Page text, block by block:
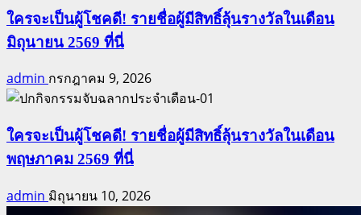
ความ
มั่นคง
ใครจะเป็นผู้โชคดี! รายชื่อผู้มีสิทธิ์ลุ้นรางวัลในเดือน
มิถุนายน 2569 ที่นี่
admin กรกฎาคม 9, 2026
ใครจะเป็นผู้โชคดี! รายชื่อผู้มีสิทธิ์ลุ้นรางวัลในเดือน
พฤษภาคม 2569 ที่นี่
admin มิถุนายน 10, 2026